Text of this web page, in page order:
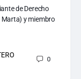
de Derecho
Marta) y miembro
0